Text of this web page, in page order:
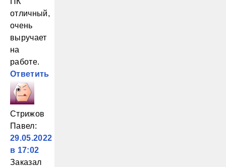
отличный,
очень
выручает
на
работе.
Ответить
Стрижов
Павел:
29.05.2022
в 17:02
Заказал